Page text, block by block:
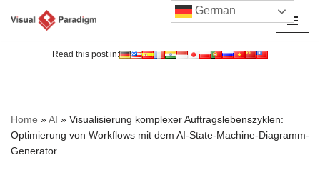
Read this post in:
Home »AI » Visualisierung komplexer Auftragslebenszyklen:
Optimierung von Workflows mit dem AI-State-Machine-Diagramm-
Generator
German